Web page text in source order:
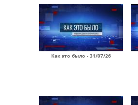
Как это было - 31/07/26